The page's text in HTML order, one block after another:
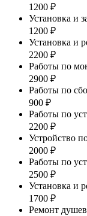
1200 ₽
Установка и
1200 ₽
Установка и
2200 ₽
Работы по
2900 ₽
Работы по
900 ₽
Работы по
2200 ₽
Устройство
2000 ₽
Работы по
2500 ₽
Установка и
1700 ₽
Ремонт